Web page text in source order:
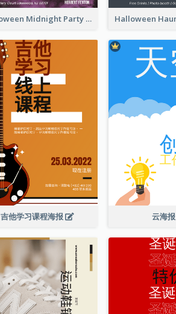
Halloween Midnight Party Poster
吉他学习课程海报 云海报